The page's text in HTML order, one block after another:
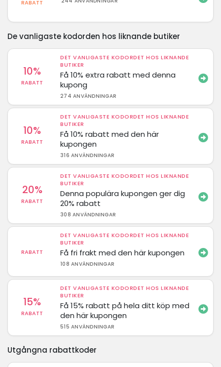
RABATT
De vanligaste kodorden hos liknande butiker
10%
RABATT
DET VANLIGASTE KODORDET HOS LIKNANDE
BUTIKER
Få 10% extra rabatt med denna
kupong
274 ANVÄNDNINGAR
10%
RABATT
DET VANLIGASTE KODORDET HOS LIKNANDE
BUTIKER
Få 10% rabatt med den här
kupongen
316 ANVÄNDNINGAR
20%
RABATT
DET VANLIGASTE KODORDET HOS LIKNANDE
BUTIKER
Denna populära kupongen ger dig
20% rabatt
308 ANVÄNDNINGAR
RABATT
DET VANLIGASTE KODORDET HOS LIKNANDE
BUTIKER
Få fri frakt med den här kupongen
108 ANVÄNDNINGAR
15%
RABATT
DET VANLIGASTE KODORDET HOS LIKNANDE
BUTIKER
Få 15% rabatt på hela ditt köp med
den här kupongen
515 ANVÄNDNINGAR
Utgångna rabattkoder